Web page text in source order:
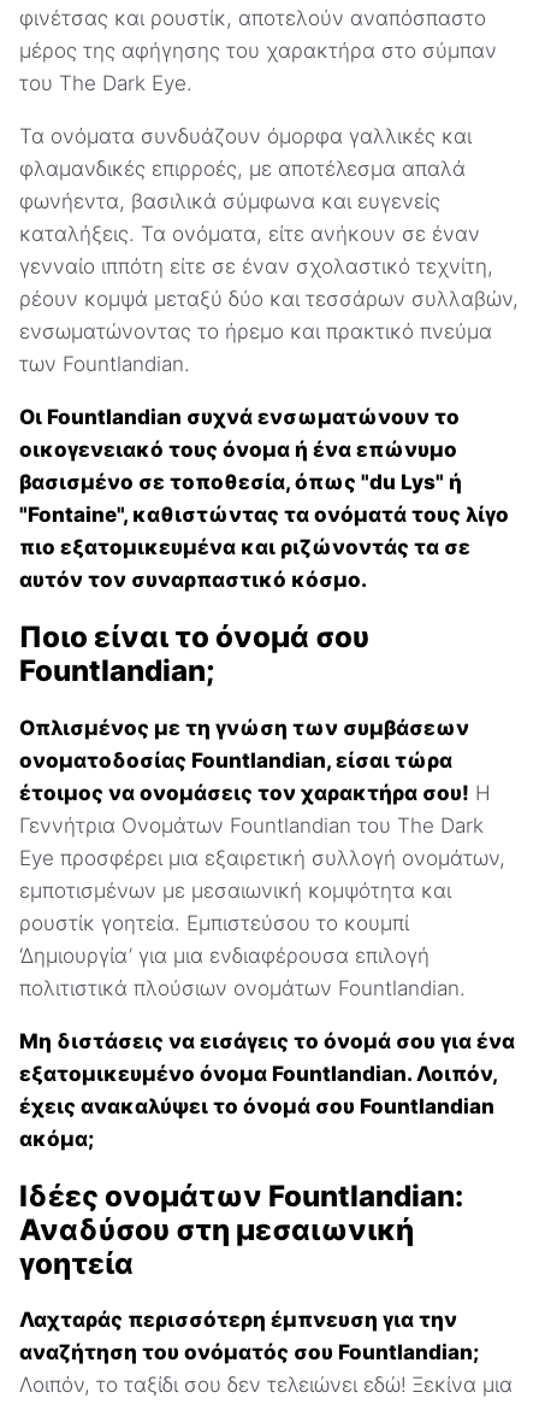
φινέτσας και ρουστίκ, αποτελούν αναπόσπαστο
μέρος της αφήγησης του χαρακτήρα στο σύμπαν
του The Dark Eye.
Τα ονόματα συνδυάζουν όμορφα γαλλικές και
φλαμανδικές επιρροές, με αποτέλεσμα απαλά
φωνήεντα, βασιλικά σύμφωνα και ευγενείς
καταλήξεις. Τα ονόματα, είτε ανήκουν σε έναν
γενναίο ιππότη είτε σε έναν σχολαστικό τεχνίτη,
ρέουν κομψά μεταξύ δύο και τεσσάρων συλλαβών,
ενσωματώνοντας το ήρεμο και πρακτικό πνεύμα
των Fountlandian.
Οι Fountlandian συχνά ενσωματώνουν το
οικογενειακό τους όνομα ή ένα επώνυμο
βασισμένο σε τοποθεσία, όπως "du Lys" ή
"Fontaine", καθιστώντας τα ονόματά τους λίγο
πιο εξατομικευμένα και ριζώνοντάς τα σε
αυτόν τον συναρπαστικό κόσμο.
Ποιο είναι το όνομά σου
Fountlandian;
Οπλισμένος με τη γνώση των συμβάσεων
ονοματοδοσίας Fountlandian, είσαι τώρα
έτοιμος να ονομάσεις τον χαρακτήρα σου! Η
Γεννήτρια Ονομάτων Fountlandian του The Dark
Eye προσφέρει μια εξαιρετική συλλογή ονομάτων,
εμποτισμένων με μεσαιωνική κομψότητα και
ρουστίκ γοητεία. Εμπιστεύσου το κουμπί
‘Δημιουργία’ για μια ενδιαφέρουσα επιλογή
πολιτιστικά πλούσιων ονομάτων Fountlandian.
Μη διστάσεις να εισάγεις το όνομά σου για ένα
εξατομικευμένο όνομα Fountlandian. Λοιπόν,
έχεις ανακαλύψει το όνομά σου Fountlandian
ακόμα;
Ιδέες ονομάτων Fountlandian:
Αναδύσου στη μεσαιωνική
γοητεία
Λαχταράς περισσότερη έμπνευση για την
αναζήτηση του ονόματός σου Fountlandian;
Λοιπόν, το ταξίδι σου δεν τελειώνει εδώ! Ξεκίνα μια